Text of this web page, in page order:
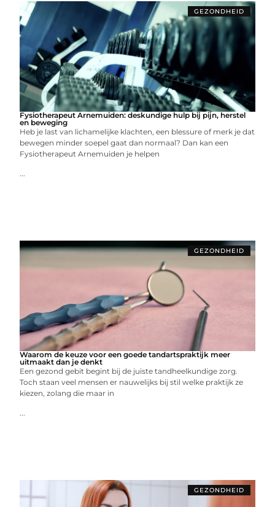
GEZONDHEID
Fysiotherapeut Arnemuiden: deskundige hulp bij pijn, herstel
en beweging
Heb je last van lichamelijke klachten, een blessure of merk je dat
bewegen minder soepel gaat dan normaal? Dan kan een
Fysiotherapeut Arnemuiden je helpen
...
GEZONDHEID
Waarom de keuze voor een goede tandartspraktijk meer
uitmaakt dan je denkt
Een gezond gebit begint bij de juiste tandheelkundige zorg.
Toch staan veel mensen er nauwelijks bij stil welke praktijk ze
kiezen, zolang die maar in
...
GEZONDHEID